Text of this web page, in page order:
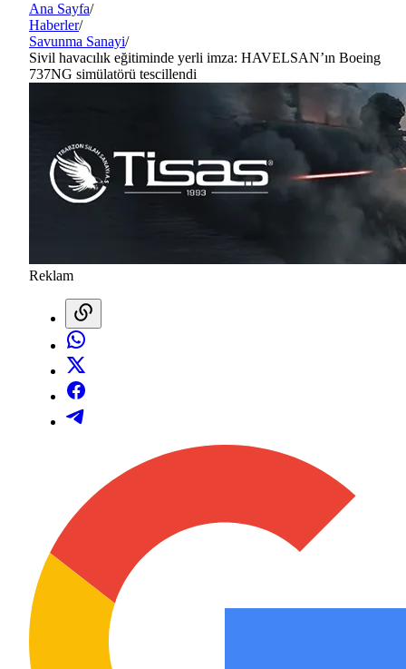
Ana Sayfa/
Haberler/
Savunma Sanayi/
Sivil havacılık eğitiminde yerli imza: HAVELSAN’ın Boeing
737NG simülatörü tescillendi
Reklam